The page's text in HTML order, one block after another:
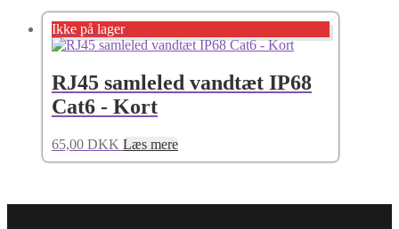
Ikke på lager
RJ45 samleled vandtæt IP68
Cat6 - Kort
65,00 DKK Læs mere